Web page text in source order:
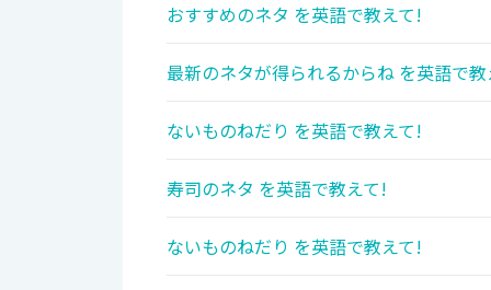
おすすめのネタ を英語で教えて!
最新のネタが得られるからね を英語で
ないものねだり を英語で教えて!
寿司のネタ を英語で教えて!
ないものねだり を英語で教えて!